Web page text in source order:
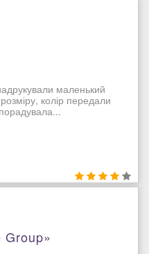
маленький
колір передали